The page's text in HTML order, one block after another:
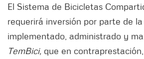
El Sistema de Bicicletas
requerirá inversión por parte de
implementado, administrado y
TemBici, que en